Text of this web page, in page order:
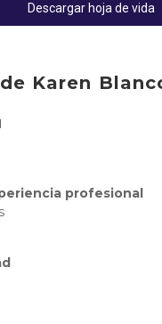
Descargar hoja de vida
Karen
profesional